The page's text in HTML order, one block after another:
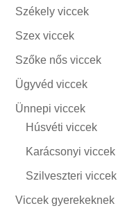
Székely viccek
Szex viccek
Szőke nős viccek
Ügyvéd viccek
Ünnepi viccek
Húsvéti viccek
Karácsonyi viccek
Szilveszteri viccek
Viccek gyerekeknek